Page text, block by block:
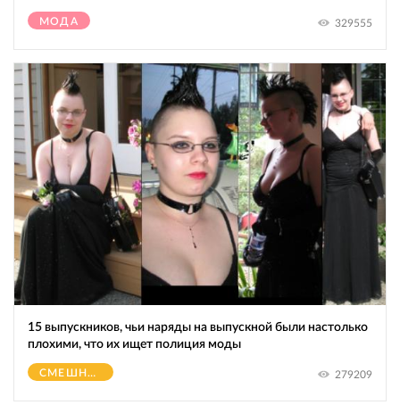
МОДА 329555
15 выпускников, чьи наряды на выпускной были настолько
плохими, что их ищет полиция моды
СМЕШНОЕ 279209